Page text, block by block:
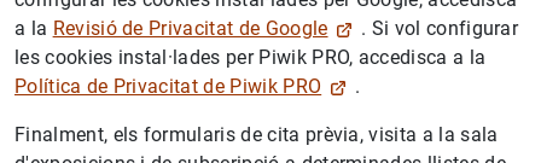
a la Revisió de Privacitat de Google
. Si vol configurar
les cookies instal·lades per Piwik PRO, accedisca a la
Política de Privacitat de Piwik PRO
.
Finalment, els formularis de cita prèvia, visita a la sala